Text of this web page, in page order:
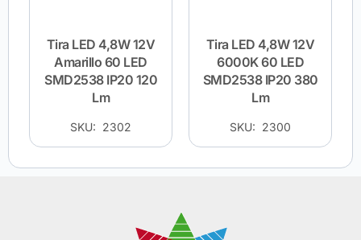
Tira LED 4,8W 12V
Amarillo 60 LED
SMD2538 IP20 120
Lm
SKU: 2302
Tira LED 4,8W 12V
6000K 60 LED
SMD2538 IP20 380
Lm
SKU: 2300